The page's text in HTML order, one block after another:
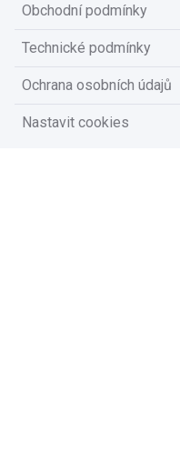
Obchodní podmínky
Technické podmínky
Ochrana osobních údajů
Nastavit cookies